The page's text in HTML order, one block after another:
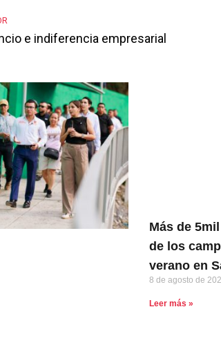
e indiferencia empresarial
Más de
de los
verano en
8 de agosto de
Leer más »